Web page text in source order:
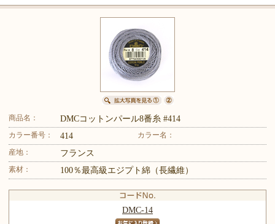
商品名： DMCコットンパール8番糸 #414
カラー番号： 414
カラー名：
産地：
フランス
素材： 100％最高級エジプト綿（長繊維）
DMC-14